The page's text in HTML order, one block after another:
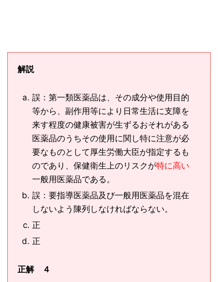
解説
誤：第一類医薬品は、その成分や使用目的
等から、副作用等により日常生活に支障を
来す程度の健康被害が生ずるおそれがある
医薬品のうちその使用に関し特に注意が必
要なものとして厚生労働大臣が指定するも
のであり、保健衛生上のリスクが特に高い
一般用医薬品である。
誤：要指導医薬品及び一般用医薬品を混在
しないよう陳列しなければならない。
正
正
正解 ４